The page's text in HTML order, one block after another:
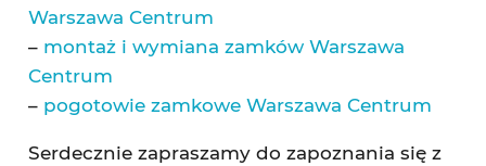
Warszawa Centrum
– montaż i wymiana zamków Warszawa
Centrum
– pogotowie zamkowe Warszawa Centrum
Serdecznie zapraszamy do zapoznania się z